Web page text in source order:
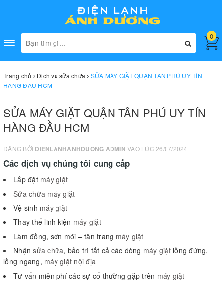
Toggle
navigation
0
Trang chủ Dịch vụ sửa chữa
SỬA MÁY GIẶT QUẬN TÂN PHÚ UY TÍN
HÀNG ĐẦU HCM
SỬA MÁY GIẶT QUẬN TÂN PHÚ UY TÍN
HÀNG ĐẦU HCM
ĐĂNG BỞI DIENLANHANHDUONG ADMIN VÀO LÚC 26/07/2024
Các dịch vụ chúng tôi cung cấp
Lắp đặt máy giặt
Sửa chữa máy giặt
Vệ sinh máy giặt
Thay thế linh kiện máy giặt
Làm đồng, sơn mới – tân trang máy giặt
Nhậnsửa chữa, bảo trì tất cả các dòng máy giặtlồng đứng,
lồng ngang, máy giặt nội địa
Tư vấn miễn phí các sự cố thường gặp trên máy giặt